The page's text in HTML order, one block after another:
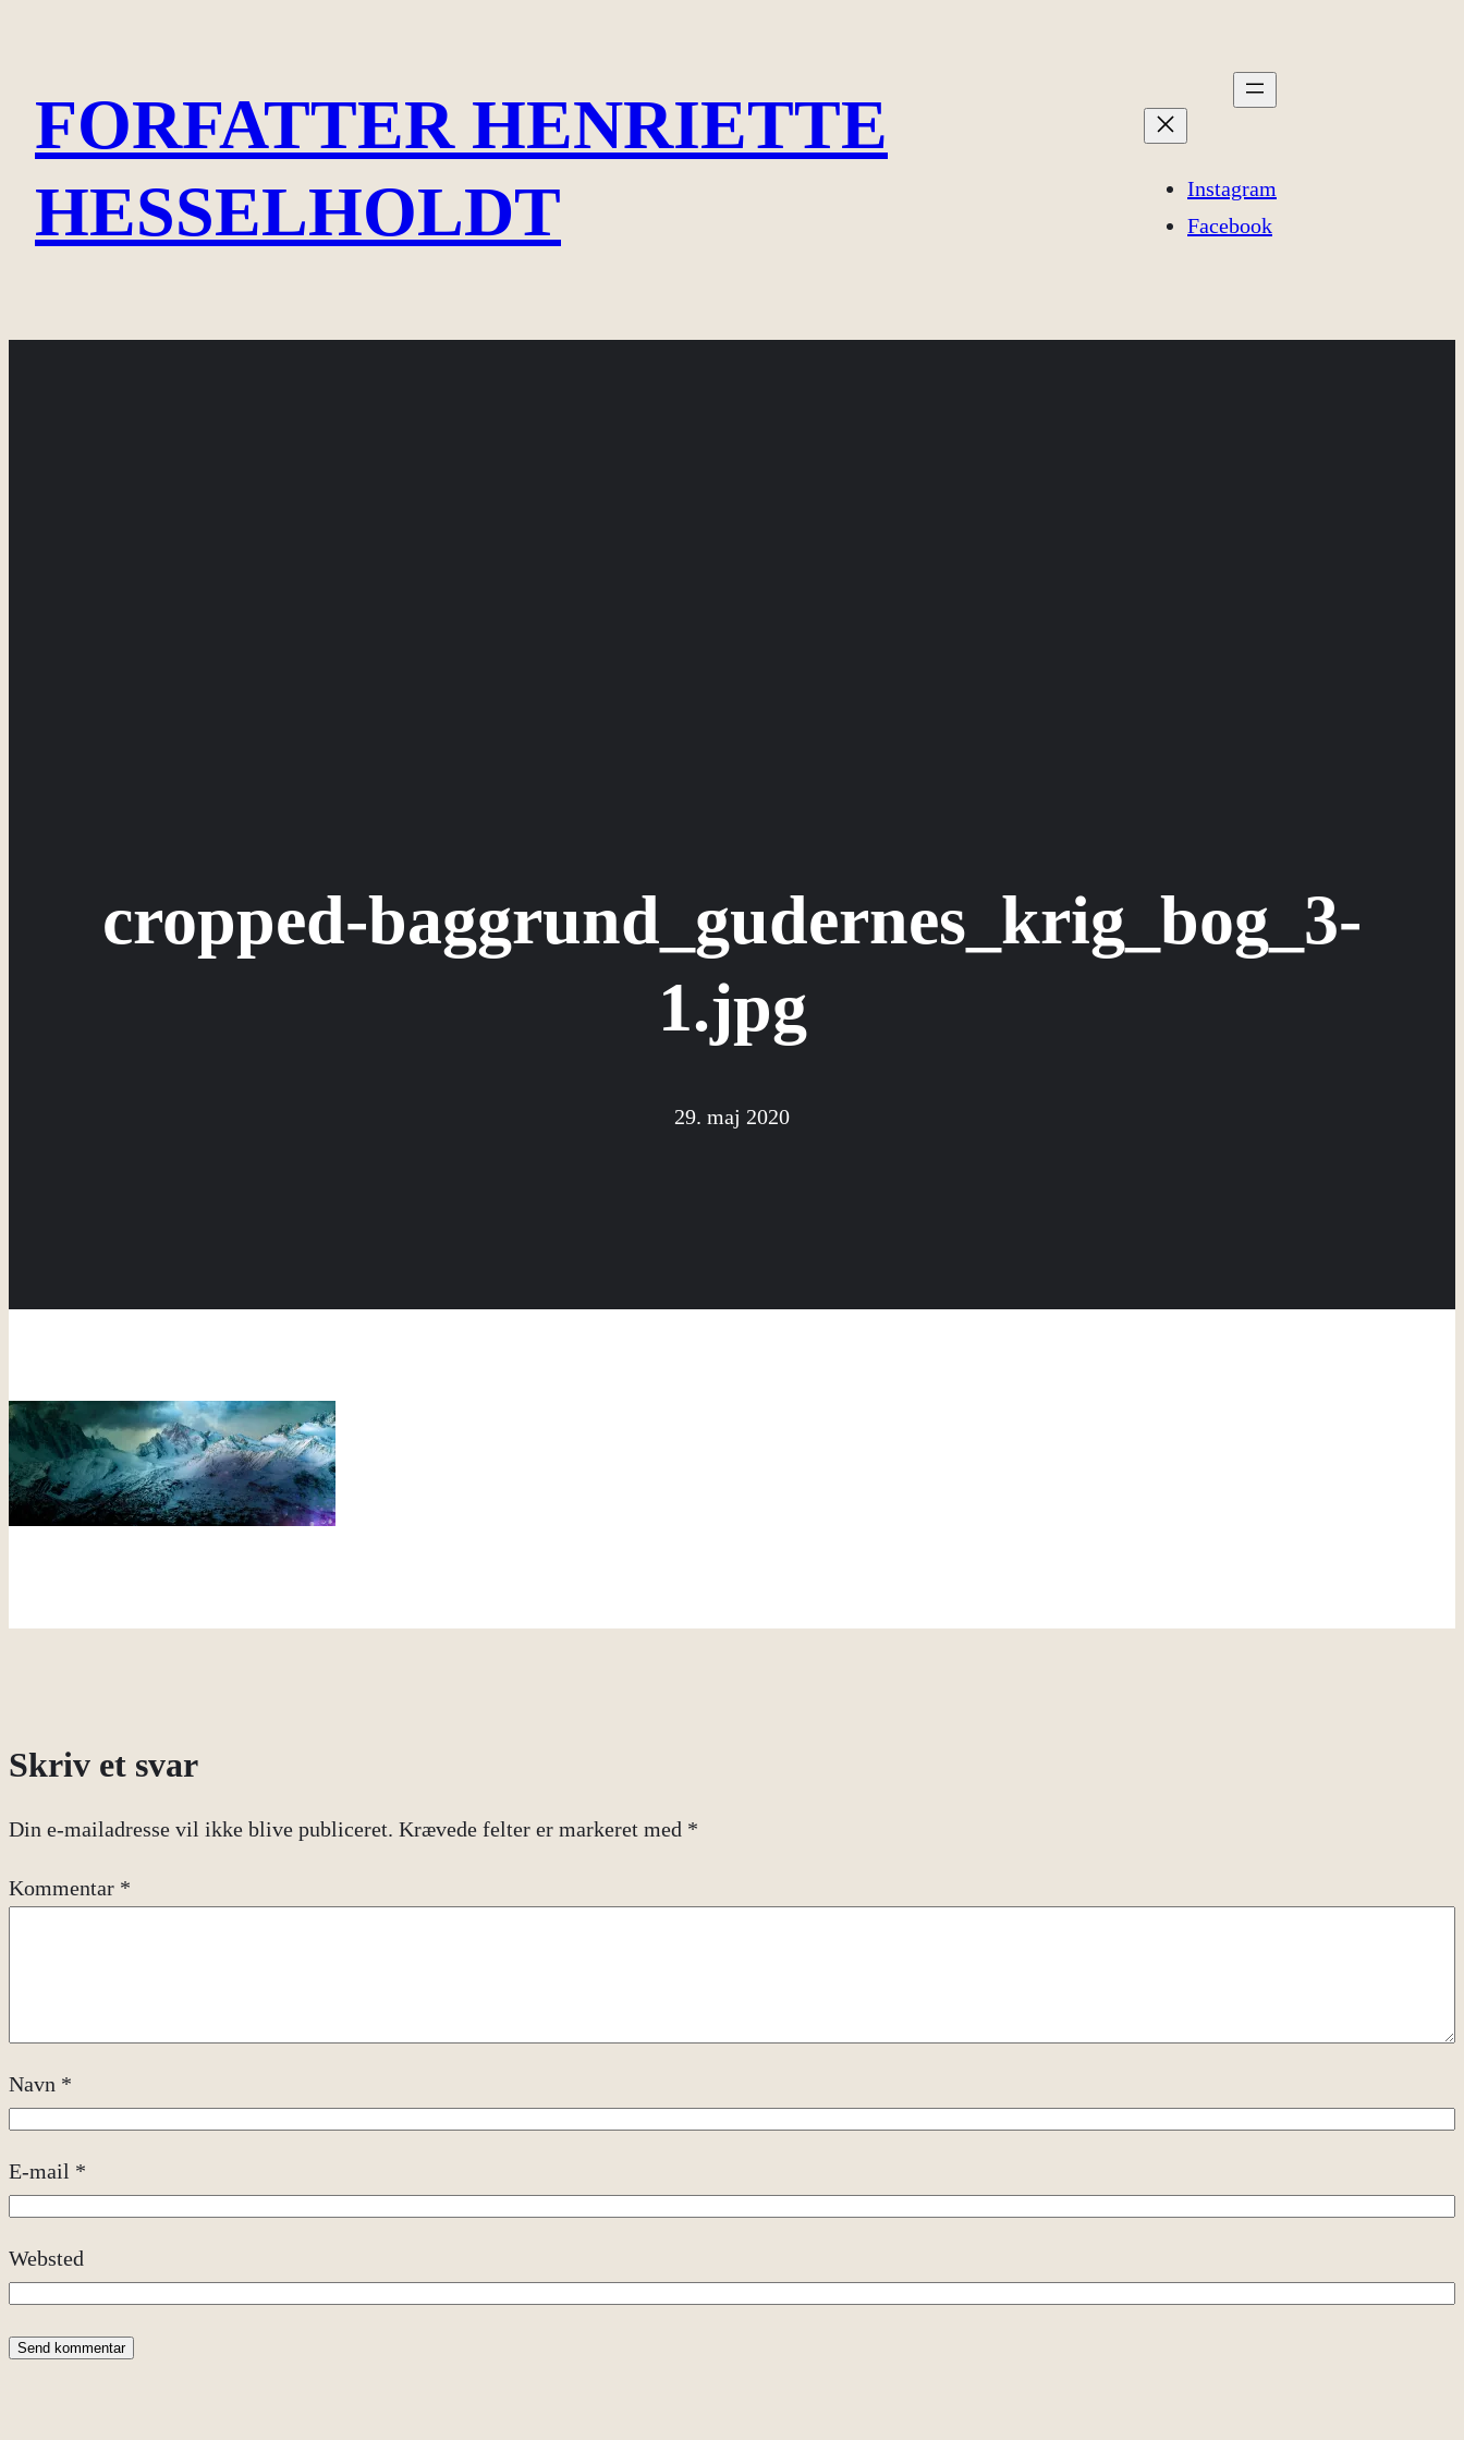
indhold
FORFATTER HENRIETTE
HESSELHOLDT
Instagram
Facebook
cropped-baggrund_gudernes_krig_bog_3-
1.jpg
29. maj 2020
Skriv et svar
Din e-mailadresse vil ikke blive publiceret. Krævede felter er markeret med *
Kommentar *
Navn *
E-mail *
Websted